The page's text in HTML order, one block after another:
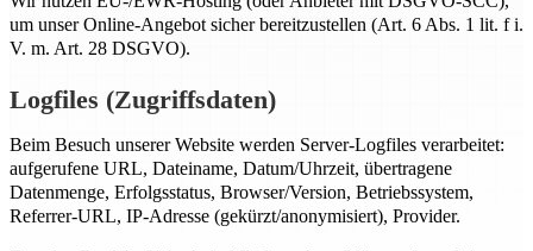
um unser Online-Angebot sicher bereitzustellen (Art. 6 Abs. 1 lit. f i.
V. m. Art. 28 DSGVO).
Logfiles (Zugriffsdaten)
Beim Besuch unserer Website werden Server-Logfiles verarbeitet:
aufgerufene URL, Dateiname, Datum/Uhrzeit, übertragene
Datenmenge, Erfolgsstatus, Browser/Version, Betriebssystem,
Referrer-URL, IP-Adresse (gekürzt/anonymisiert), Provider.